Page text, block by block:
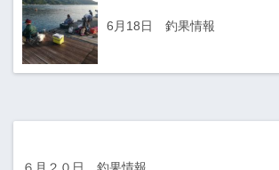
6月18日 釣果情報
６月２０日 釣果情報